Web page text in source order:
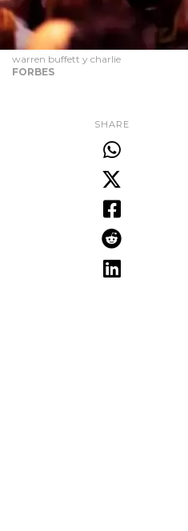
warren buffett y charlie
FORBES
SHARE